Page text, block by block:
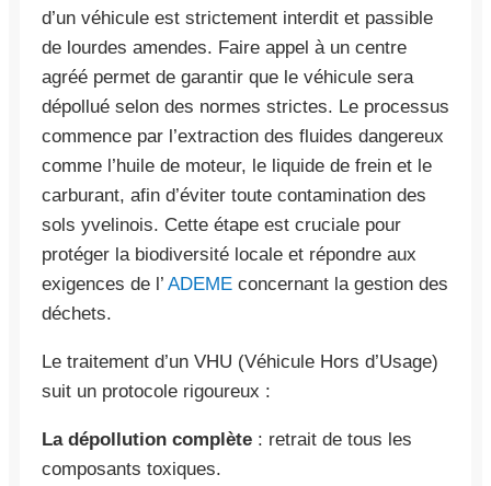
d’un véhicule est strictement interdit et passible
de lourdes amendes. Faire appel à un centre
agréé permet de garantir que le véhicule sera
dépollué selon des normes strictes. Le processus
commence par l’extraction des fluides dangereux
comme l’huile de moteur, le liquide de frein et le
carburant, afin d’éviter toute contamination des
sols yvelinois. Cette étape est cruciale pour
protéger la biodiversité locale et répondre aux
exigences de l’ ADEME concernant la gestion des
déchets.
Le traitement d’un VHU (Véhicule Hors d’Usage)
suit un protocole rigoureux :
La dépollution complète : retrait de tous les
composants toxiques.